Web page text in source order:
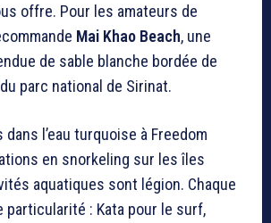
offre. Pour les amateurs de
Mai Khao Beach, une
de sable blanche bordée de
parc national de Sirinat.
l’eau turquoise à Freedom
en snorkeling sur les îles
aquatiques sont légion. Chaque
particularité : Kata pour le surf,